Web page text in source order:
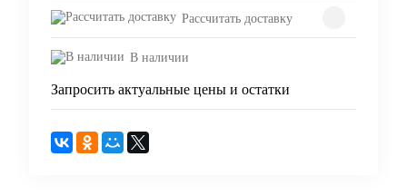
Рассчитать доставку
В наличии
Запросить актуальные цены и остатки